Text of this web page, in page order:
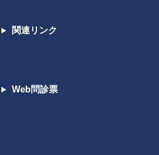
関連リンク
Web問診票